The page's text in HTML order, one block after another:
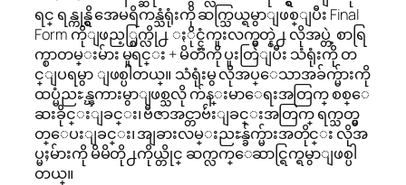
ရင္ ရန္ကုန္ရွိ အေမရိကန္သံရုံးကို ဆက္သြယ္ရမွာျဖစ္ျပီး Final
Form ကိုျဖည့္စြက္လို႕ ႏိုင္ငံကူးလက္မွတ္နဲ႕ လိုအပ္တဲ့ စာရြ
က္စာတမ္းမ်ား မူရင္း + မိတၱဴကို ပူးတြဲျပီး သံရုံးကို တ
င္ျပရမွာ ျဖစ္ပါတယ္။ သံရုံးမွ လိုအပ္ေသာအခ်က္မ်ားကို
ထပ္မံညႊန္ၾကားမွာျဖစ္သလို က်န္းမာေရးအတြက္ စစ္ေ
ဆးခိုင္းျခင္း၊ ဗီဇာအင္တာဗ်ဴးျခင္းအတြက္ ရက္သတ္မွ
တ္ေပးျခင္း၊ အျခားလမ္းညႊန္ခ်က္မ်ားအတိုင္း လိုအ
ပ္မႈမ်ားကို မိမိတို႕ကိုယ္တိုင္ ဆက္လက္ေဆာင္ရြက္ရမွာျဖစ္ပါ
တယ္။